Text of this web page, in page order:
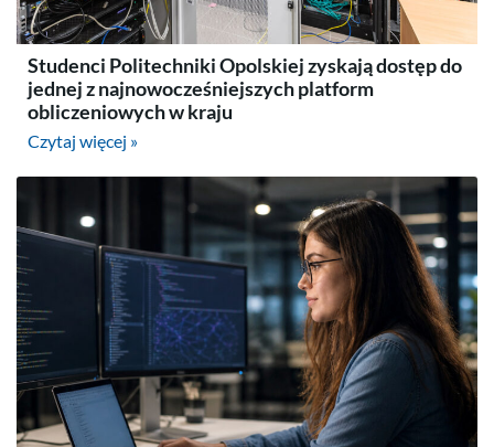
Studenci Politechniki Opolskiej zyskają dostęp do
jednej z najnowocześniejszych platform
obliczeniowych w kraju
Czytaj więcej »